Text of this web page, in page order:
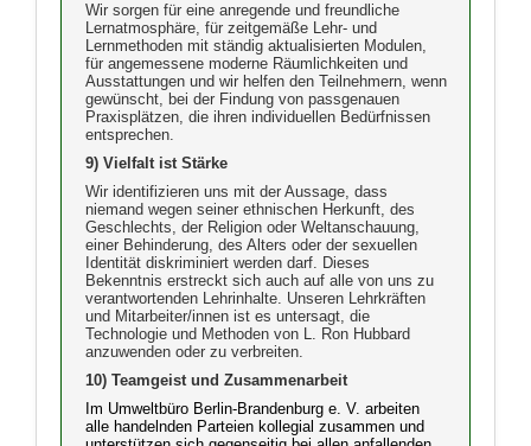
Wir sorgen für eine anregende und freundliche
Lernatmosphäre, für zeitgemäße Lehr- und
Lernmethoden mit ständig aktualisierten Modulen,
für angemessene moderne Räumlichkeiten und
Ausstattungen und wir helfen den Teilnehmern, wenn
gewünscht, bei der Findung von passgenauen
Praxisplätzen, die ihren individuellen Bedürfnissen
entsprechen.
9) Vielfalt ist Stärke
Wir identifizieren uns mit der Aussage, dass
niemand wegen seiner ethnischen Herkunft, des
Geschlechts, der Religion oder Weltanschauung,
einer Behinderung, des Alters oder der sexuellen
Identität diskriminiert werden darf. Dieses
Bekenntnis erstreckt sich auch auf alle von uns zu
verantwortenden Lehrinhalte. Unseren Lehrkräften
und Mitarbeiter/innen ist es untersagt, die
Technologie und Methoden von L. Ron Hubbard
anzuwenden oder zu verbreiten.
10) Teamgeist und Zusammenarbeit
Im Umweltbüro Berlin-Brandenburg e. V. arbeiten
alle handelnden Parteien kollegial zusammen und